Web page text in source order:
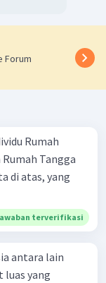
Forum
terverifikasi
antara lain
luas yang